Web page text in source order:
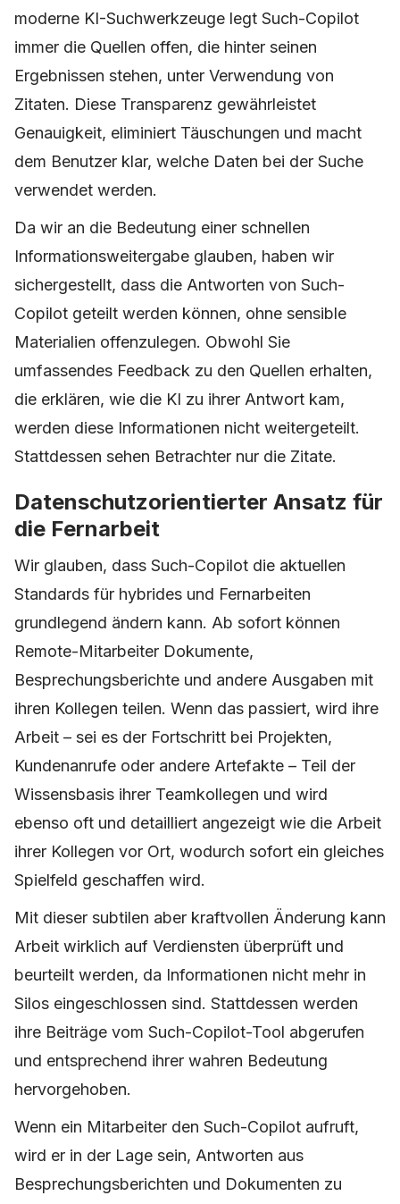
moderne KI-Suchwerkzeuge legt Such-Copilot
immer die Quellen offen, die hinter seinen
Ergebnissen stehen, unter Verwendung von
Zitaten. Diese Transparenz gewährleistet
Genauigkeit, eliminiert Täuschungen und macht
dem Benutzer klar, welche Daten bei der Suche
verwendet werden.
Da wir an die Bedeutung einer schnellen
Informationsweitergabe glauben, haben wir
sichergestellt, dass die Antworten von Such-
Copilot geteilt werden können, ohne sensible
Materialien offenzulegen. Obwohl Sie
umfassendes Feedback zu den Quellen erhalten,
die erklären, wie die KI zu ihrer Antwort kam,
werden diese Informationen nicht weitergeteilt.
Stattdessen sehen Betrachter nur die Zitate.
Datenschutzorientierter Ansatz für
die Fernarbeit
Wir glauben, dass Such-Copilot die aktuellen
Standards für hybrides und Fernarbeiten
grundlegend ändern kann. Ab sofort können
Remote-Mitarbeiter Dokumente,
Besprechungsberichte und andere Ausgaben mit
ihren Kollegen teilen. Wenn das passiert, wird ihre
Arbeit – sei es der Fortschritt bei Projekten,
Kundenanrufe oder andere Artefakte – Teil der
Wissensbasis ihrer Teamkollegen und wird
ebenso oft und detailliert angezeigt wie die Arbeit
ihrer Kollegen vor Ort, wodurch sofort ein gleiches
Spielfeld geschaffen wird.
Mit dieser subtilen aber kraftvollen Änderung kann
Arbeit wirklich auf Verdiensten überprüft und
beurteilt werden, da Informationen nicht mehr in
Silos eingeschlossen sind. Stattdessen werden
ihre Beiträge vom Such-Copilot-Tool abgerufen
und entsprechend ihrer wahren Bedeutung
hervorgehoben.
Wenn ein Mitarbeiter den Such-Copilot aufruft,
wird er in der Lage sein, Antworten aus
Besprechungsberichten und Dokumenten zu